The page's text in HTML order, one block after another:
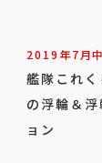
2019年7月
艦隊これ
の浮輪＆
ョン